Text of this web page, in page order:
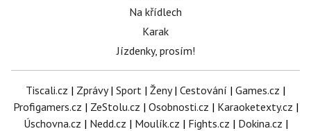
Na křídlech
Karak
Jízdenky, prosím!
Tiscali.cz | Zprávy| Sport | Ženy| Cestování | Games.cz |
Profigamers.cz | ZeStolu.cz | Osobnosti.cz | Karaoketexty.cz |
Úschovna.cz | Nedd.cz | Moulík.cz | Fights.cz | Dokina.cz |